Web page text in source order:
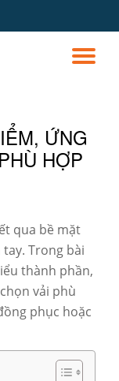
ỨNG
HỢP
qua bề mặt
Trong bài
thành phần,
vải phù
phục hoặc